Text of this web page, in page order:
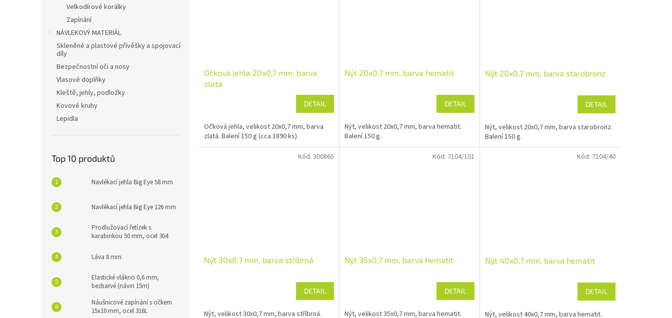
Velkodírové korálky
Zapínání
NÁVLEKOVÝ MATERIÁL
Skleněné a plastové přívěšky a spojovací
díly
Bezpečnostní oči a nosy
Vlasové doplňky
Kleště, jehly, podložky
Kovové kruhy
Lepidla
Top 10 produktů
Navlékací jehla Big Eye 58 mm
Navlékací jehla Big Eye 126 mm
Prodlužovací řetízek s
karabinkou 50 mm, ocel 304
Láva 8 mm
Elastické vlákno 0,6 mm,
bezbarvé (návin 15m)
Náušnicové zapínání s očkem
15x10 mm, ocel 316L
Očková jehla 20x0,7 mm, barva
zlatá
DETAIL
Očková jehla, velikost 20x0,7 mm, barva
zlatá. Balení 150 g (cca 1890 ks).
Nýt 20x0,7 mm, barva hematit
DETAIL
Nýt, velikost 20x0,7 mm, barva hematit.
Balení 150 g.
Nýt 20x0,7 mm, barva starobronz
DETAIL
Nýt, velikost 20x0,7 mm, barva starobronz.
Balení 150 g.
Nýt 30x0,7 mm, barva stříbrná
DETAIL
Nýt, velikost 30x0,7 mm, barva stříbrná.
Kód: 300865
Nýt 35x0,7 mm, barva hematit
DETAIL
Nýt, velikost 35x0,7 mm, barva hematit.
Kód: 7104/101
Nýt 40x0,7 mm, barva hematit
DETAIL
Nýt, velikost 40x0,7 mm, barva hematit.
Kód: 7104/40